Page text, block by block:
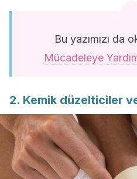
Bu yazımızı da
Mücadeleye
2. Kemik düzelticiler